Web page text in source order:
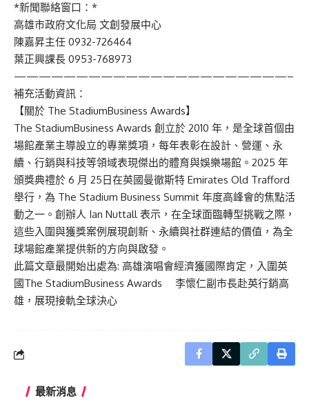
*新聞聯絡窗口：*
高雄市政府文化局 文創發展中心
陳嘉昇主任 0932-726464
葉正興課長 0953-768973
——————————————————————–
補充活動資訊：
【關於 The StadiumBusiness Awards】
The StadiumBusiness Awards 創立於 2010 年，是全球首個由
場館產業主導設立的專業獎項，每年表彰在設計、營運、永
續、行銷與科技等領域表現傑出的體育與娛樂場館。2025 年
頒獎典禮於 6 月 25日在英國曼徹斯特 Emirates Old Trafford
舉行，為 The Stadium Business Summit 年度高峰會的焦點活
動之一。創辦人 Ian Nuttall 表示，在全球面臨轉型挑戰之際，
這些入圍與獲獎案例展現創新、永續與社群連結的價值，為全
球場館產業提供新的方向與啟發。
此篇文章最開始出處為: 高雄演唱會經濟獲國際肯定，入圍英
國The StadiumBusiness Awards 李懷仁副市長赴英行銷高
雄，展現接軌全球決心
最新消息